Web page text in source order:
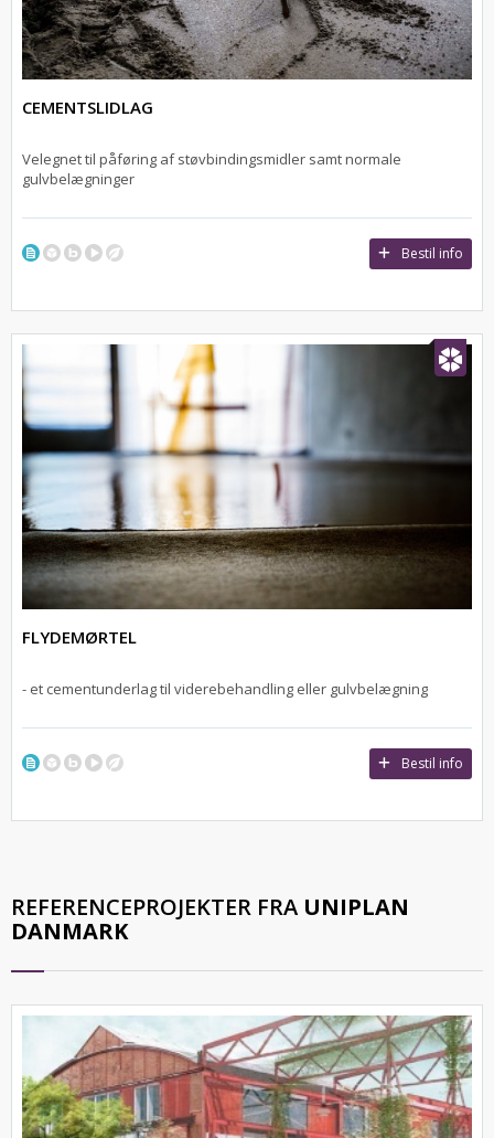
CEMENTSLIDLAG
Velegnet til påføring af støvbindingsmidler samt normale
gulvbelægninger
Bestil info
FLYDEMØRTEL
- et cementunderlag til viderebehandling eller gulvbelægning
Bestil info
REFERENCEPROJEKTER FRA UNIPLAN
DANMARK